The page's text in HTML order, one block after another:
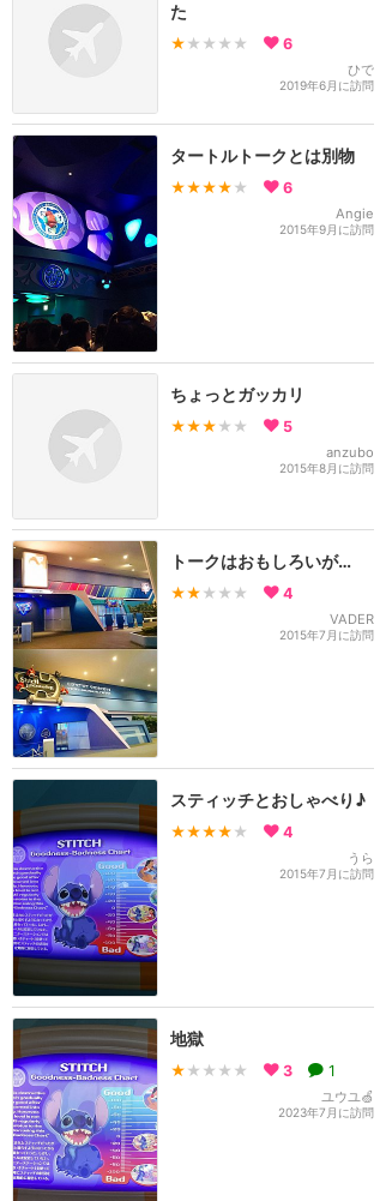
た
★ ★★★★ 6
ひで
2019年6月に訪問
タートルトークとは別物
★★★★ ★ 6
Angie
2015年9月に訪問
ちょっとガッカリ
★★★ ★★ 5
anzubo
2015年8月に訪問
トークはおもしろいが…
★★ ★★★ 4
VADER
2015年7月に訪問
スティッチとおしゃべり♪
★★★★ ★ 4
うら
2015年7月に訪問
地獄
★ ★★★★ 3 1
ユウユ🍏
2023年7月に訪問